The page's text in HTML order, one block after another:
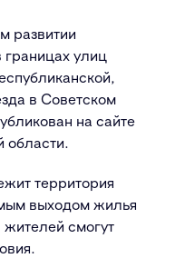
развитии
улиц
в Советском
на сайте
области.
территория
выходом жилья
смогут